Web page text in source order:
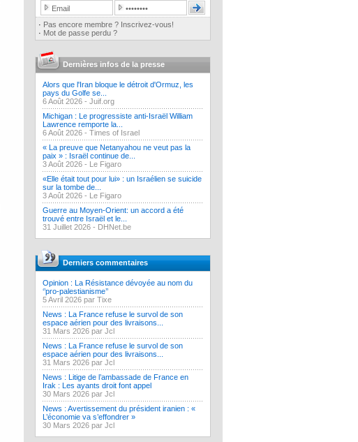
· Pas encore membre ? Inscrivez-vous!
· Mot de passe perdu ?
Dernières infos de la presse
Alors que l'Iran bloque le détroit d'Ormuz, les
pays du Golfe se...
6 Août 2026 - Juif.org
Michigan : Le progressiste anti-Israël William
Lawrence remporte la...
6 Août 2026 - Times of Israel
« La preuve que Netanyahou ne veut pas la
paix » : Israël continue de...
3 Août 2026 - Le Figaro
«Elle était tout pour lui» : un Israélien se suicide
sur la tombe de...
3 Août 2026 - Le Figaro
Guerre au Moyen-Orient: un accord a été
trouvé entre Israël et le...
31 Juillet 2026 - DHNet.be
Derniers commentaires
Opinion : La Résistance dévoyée au nom du
‘’pro-palestianisme’’
5 Avril 2026 par Tixe
News : La France refuse le survol de son
espace aérien pour des livraisons...
31 Mars 2026 par Jcl
News : La France refuse le survol de son
espace aérien pour des livraisons...
31 Mars 2026 par Jcl
News : Litige de l’ambassade de France en
Irak : Les ayants droit font appel
30 Mars 2026 par Jcl
News : Avertissement du président iranien : «
L’économie va s’effondrer »
30 Mars 2026 par Jcl